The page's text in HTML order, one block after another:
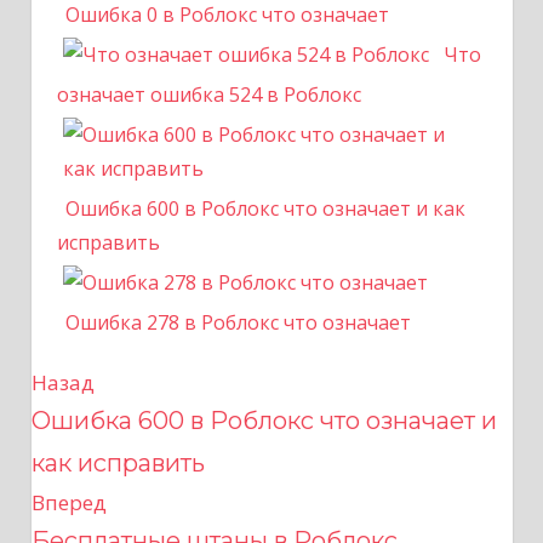
Ошибка 0 в Роблокс что означает
Что
означает ошибка 524 в Роблокс
Ошибка 600 в Роблокс что означает и как
исправить
Ошибка 278 в Роблокс что означает
Н
в
Назад
Ошибка 600 в Роблокс что означает и
как исправить
Вперед